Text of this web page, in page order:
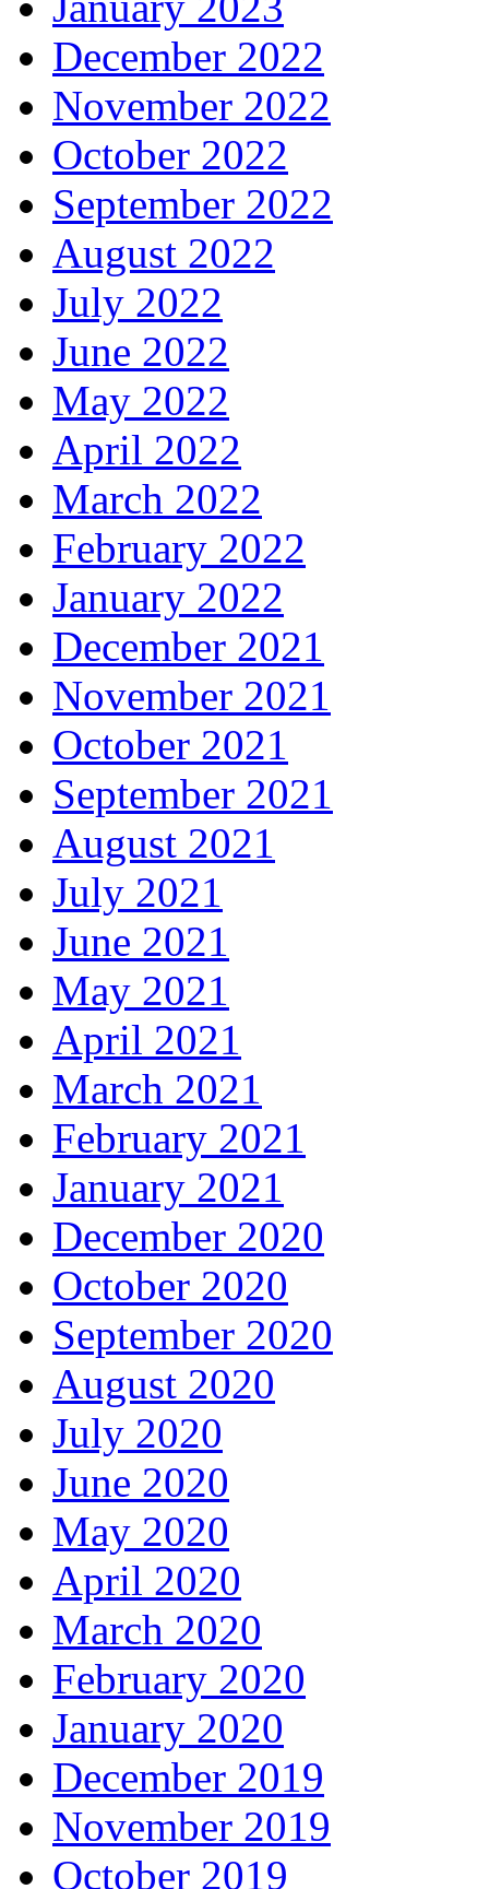
December 2022
November 2022
October 2022
September 2022
August 2022
July 2022
June 2022
May 2022
April 2022
March 2022
February 2022
January 2022
December 2021
November 2021
October 2021
September 2021
August 2021
July 2021
June 2021
May 2021
April 2021
March 2021
February 2021
January 2021
December 2020
October 2020
September 2020
August 2020
July 2020
June 2020
May 2020
April 2020
March 2020
February 2020
January 2020
December 2019
November 2019
October 2019